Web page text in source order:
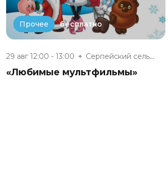
Прочее бесплатно
29 авг 12:00 - 13:00 Серпейский сельский дом культу...
«Любимые мультфильмы»